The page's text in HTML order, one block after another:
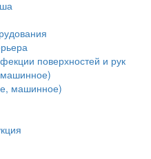
поверхностей и рук
машинное)